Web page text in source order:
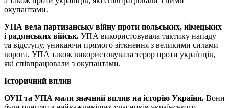
окупантами.
УПА вела партизанську війну проти польських, німецьких
і радянських військ. УПА використовувала тактику нападу
та відступу, уникаючи прямого зіткнення з великими силами
ворога. УПА також використовувала терор проти українців,
які співпрацювали з окупантами.
Історичний вплив
ОУН та УПА мали значний вплив на історію України. Вони